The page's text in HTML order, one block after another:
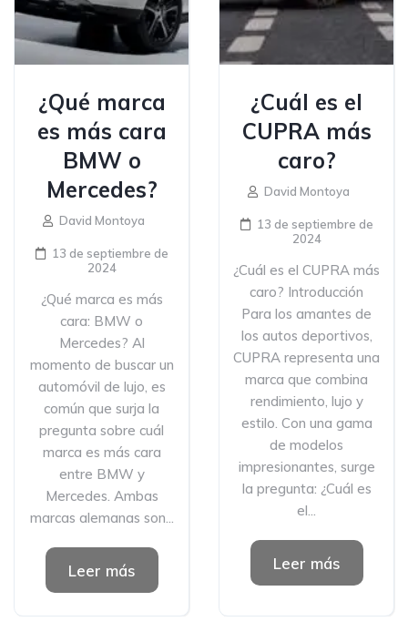
¿Qué marca
es más cara
BMW o
Mercedes?
David Montoya
13 de septiembre de
2024
¿Qué marca es más
cara: BMW o
Mercedes? Al
momento de buscar un
automóvil de lujo, es
común que surja la
pregunta sobre cuál
marca es más cara
entre BMW y
Mercedes. Ambas
marcas alemanas son...
Leer más
¿Cuál es el
CUPRA más
caro?
David Montoya
13 de septiembre de
2024
¿Cuál es el CUPRA más
caro? Introducción
Para los amantes de
los autos deportivos,
CUPRA representa una
marca que combina
rendimiento, lujo y
estilo. Con una gama
de modelos
impresionantes, surge
la pregunta: ¿Cuál es
el...
Leer más